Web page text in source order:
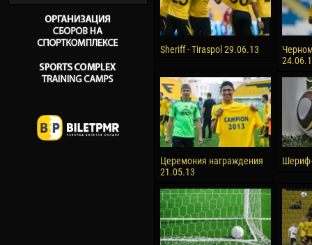
Sheriff - Tiraspol 29.06.13
Церемония награждения
21.05.13